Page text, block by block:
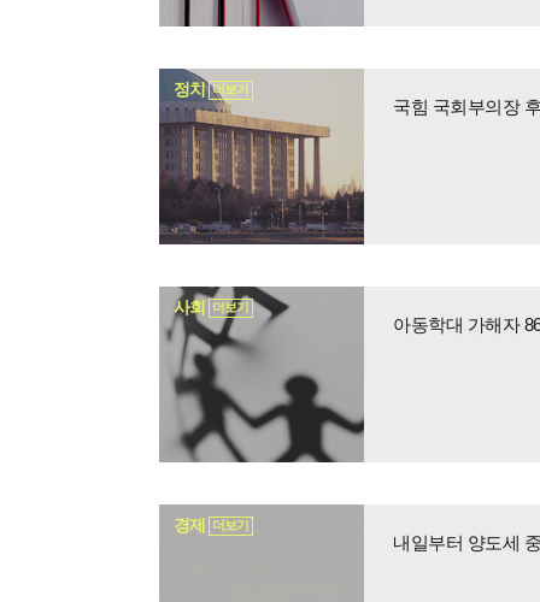
정치 더보기
국힘 국회부의장
사회 더보기
경제 더보기
내일부터 양도세